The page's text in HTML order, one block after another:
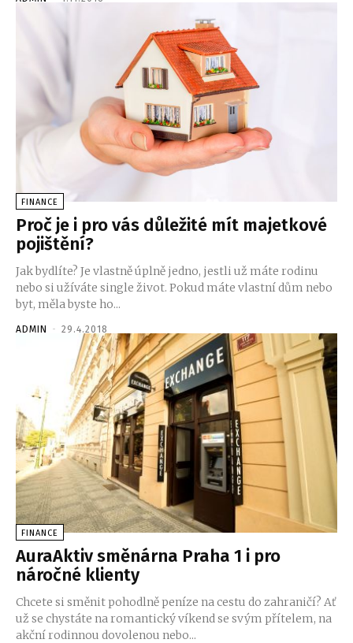
FINANCE
Proč je i pro vás důležité mít majetkové
pojištění?
Jak bydlíte? Je vlastně úplně jedno, jestli už máte rodinu
nebo si užíváte single život. Pokud máte vlastní dům nebo
byt, měla byste ho...
ADMIN - 29.4.2018
FINANCE
AuraAktiv směnárna Praha 1 i pro
náročné klienty
Chcete si směnit pohodlně peníze na cestu do zahraničí? Ať
už se chystáte na romantický víkend se svým přítelem, na
akční rodinnou dovolenou nebo...